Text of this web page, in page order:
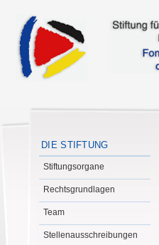
DIE STIFTUNG
Stiftungsorgane
Rechtsgrundlagen
Team
Stellenausschreibungen